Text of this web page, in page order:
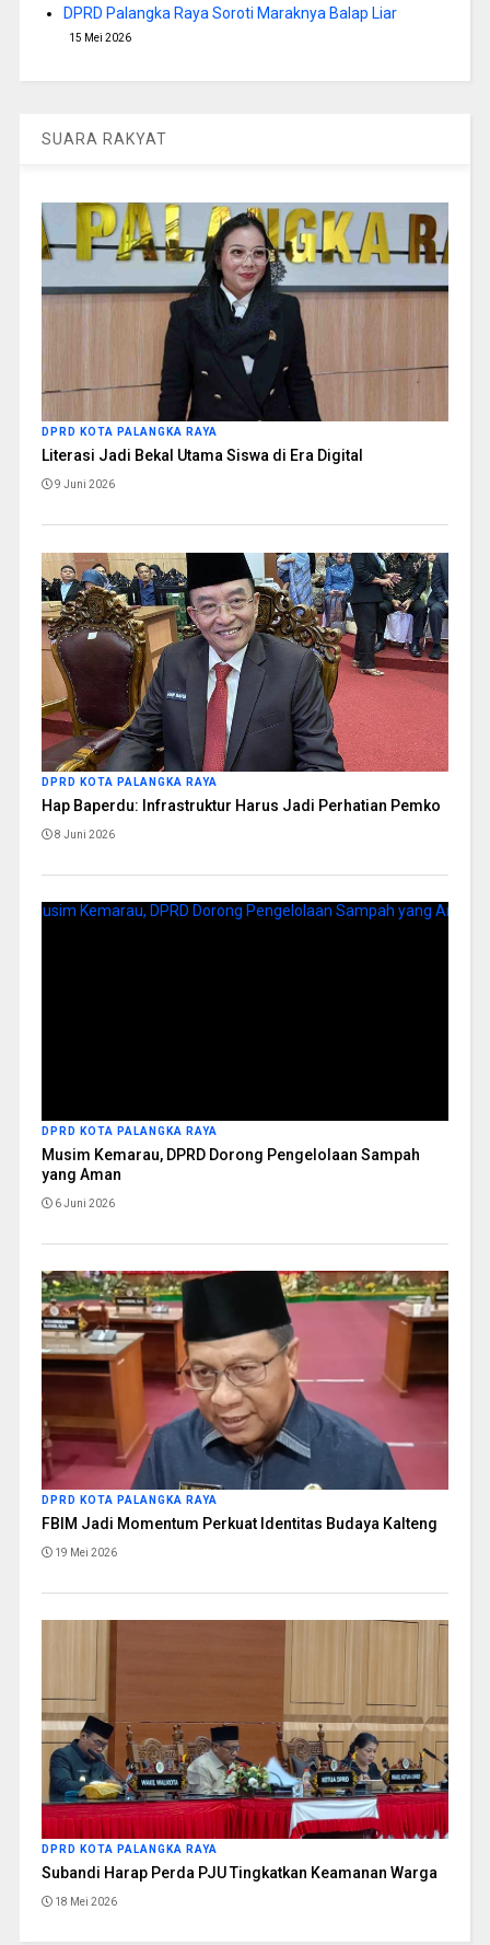
DPRD Palangka Raya Soroti Maraknya Balap Liar
15 Mei 2026
SUARA RAKYAT
DPRD KOTA PALANGKA RAYA
Literasi Jadi Bekal Utama Siswa di Era Digital
9 Juni 2026
DPRD KOTA PALANGKA RAYA
Hap Baperdu: Infrastruktur Harus Jadi Perhatian Pemko
8 Juni 2026
DPRD KOTA PALANGKA RAYA
Musim Kemarau, DPRD Dorong Pengelolaan Sampah
yang Aman
6 Juni 2026
DPRD KOTA PALANGKA RAYA
FBIM Jadi Momentum Perkuat Identitas Budaya Kalteng
19 Mei 2026
DPRD KOTA PALANGKA RAYA
Subandi Harap Perda PJU Tingkatkan Keamanan Warga
18 Mei 2026